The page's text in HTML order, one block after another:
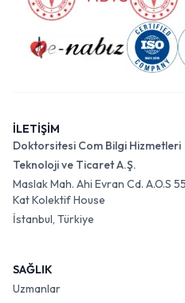
İLETİŞİM
Doktorsitesi Com Bilgi Hizmetleri
Teknoloji ve Ticaret A.Ş.
Maslak Mah. Ahi Evran Cd. A.O.S
Kat Kolektif House
İstanbul, Türkiye
SAĞLIK
Uzmanlar